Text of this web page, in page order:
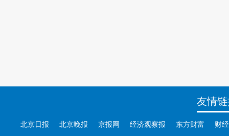
友情
北京日报 北京晚报 京报网 经济观察报 东方财富 财